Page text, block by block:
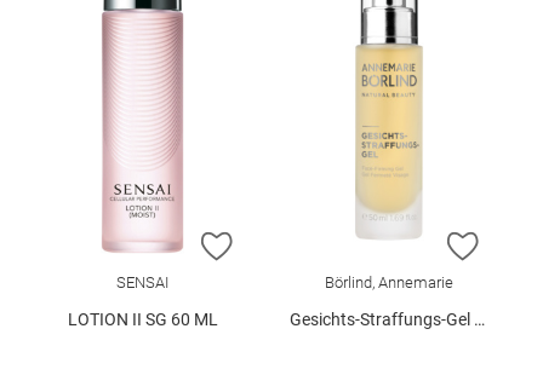
ZUR WUNSCHLISTE HINZUFÜGEN
SENSAI
LOTION II SG 60 ML
ZUR
Börlind, Annemarie
Gesichts-Straffungs-Gel 50 ml